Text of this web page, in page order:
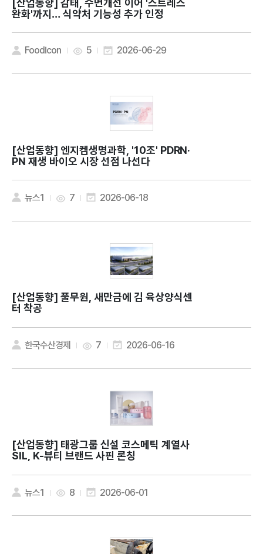
[산업동향]
완화'까지… 식약처 기능성 추가 인정
FoodIcon 5 2026-06-29
[산업동향]
PN 재생 바이오 시장 선점 나선다
뉴스1 7 2026-06-18
[산업동향]
터 착공
한국수산경제 7 2026-06-16
[산업동향]
SIL, K-뷰티 브랜드 사핀 론칭
뉴스1 8 2026-06-01